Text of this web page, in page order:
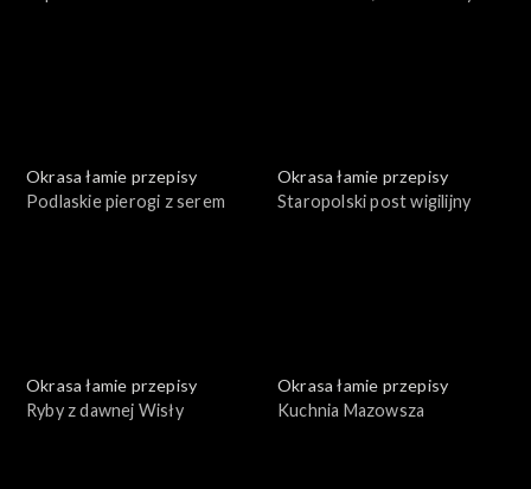
Okrasa łamie przepisy
Podlaskie pierogi z serem
Okrasa łamie przepisy
Staropolski post wigilijny
Okrasa łamie przepisy
Ryby z dawnej Wisły
Okrasa łamie przepisy
Kuchnia Mazowsza